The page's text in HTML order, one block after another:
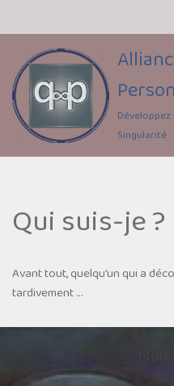
au
contenu
Singularité
Qui suis-je ?
Avant tout, quelqu’un qui a
tardivement …